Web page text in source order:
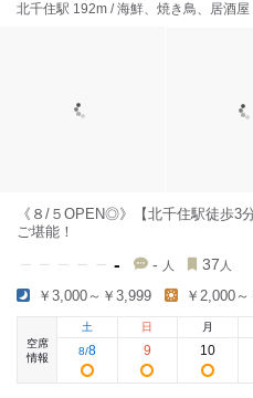
北千住駅 192m / 海鮮、焼き鳥、居酒屋
《８/５OPEN◎》【北千住駅徒歩3
ご堪能！
- - 人 37 人
￥3,000～￥3,999 ￥2,000
空席
情報
土
8/8
日
9
月
10